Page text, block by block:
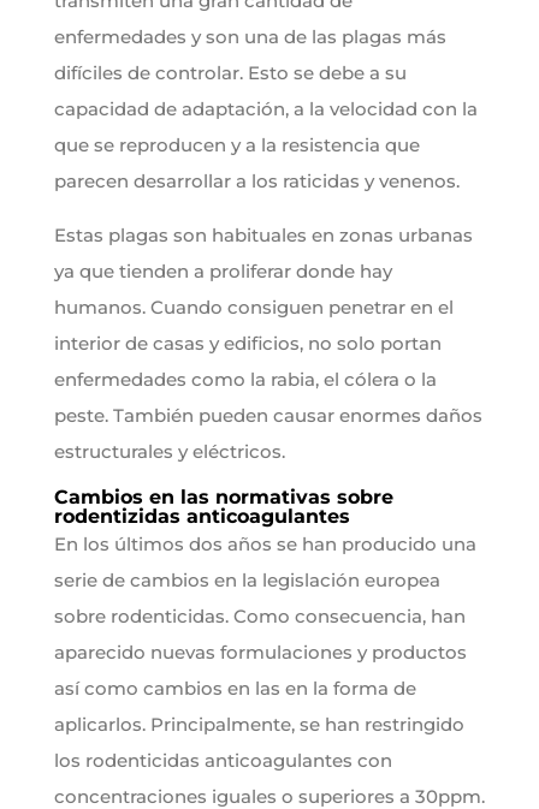
enfermedades y son una de las plagas más
difíciles de controlar. Esto se debe a su
capacidad de adaptación, a la velocidad con la
que se reproducen y a la resistencia que
parecen desarrollar a los raticidas y venenos.
Estas plagas son habituales en zonas urbanas
ya que tienden a proliferar donde hay
humanos. Cuando consiguen penetrar en el
interior de casas y edificios, no solo portan
enfermedades como la rabia, el cólera o la
peste. También pueden causar enormes daños
estructurales y eléctricos.
Cambios en las normativas sobre
rodentizidas anticoagulantes
En los últimos dos años se han producido una
serie de cambios en la legislación europea
sobre rodenticidas. Como consecuencia, han
aparecido nuevas formulaciones y productos
así como cambios en las en la forma de
aplicarlos. Principalmente, se han restringido
los rodenticidas anticoagulantes con
concentraciones iguales o superiores a 30ppm.